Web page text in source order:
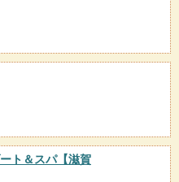
ト＆スパ【滋賀